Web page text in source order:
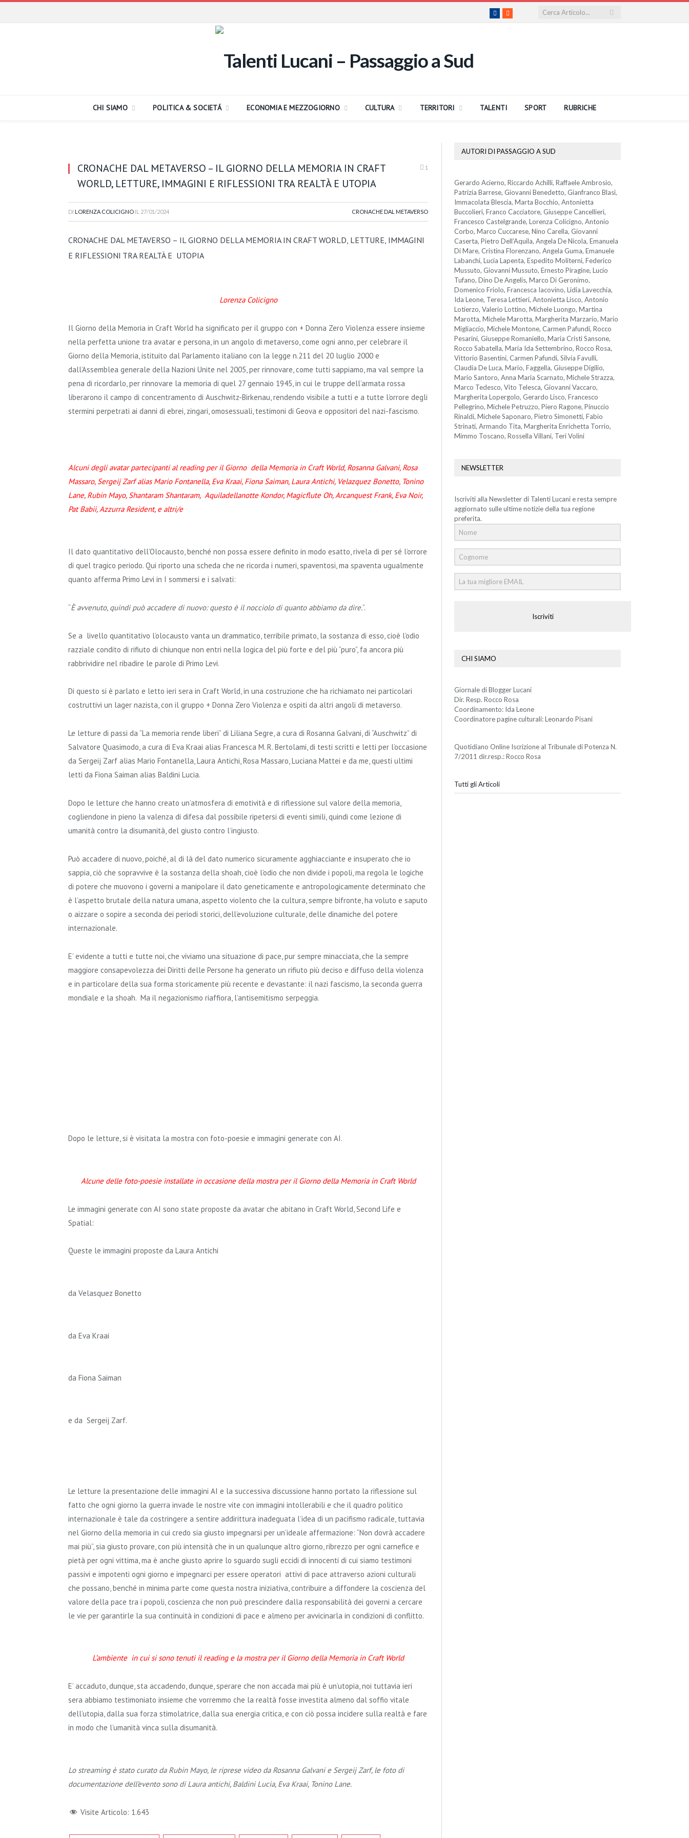
Facebook
RSS
CHI SIAMO POLITICA & SOCIETÁ ECONOMIA E MEZZOGIORNO CULTURA TERRITORI TALENTI SPORT RUBRICHE
CRONACHE DAL METAVERSO – IL GIORNO DELLA MEMORIA IN CRAFT
WORLD, LETTURE, IMMAGINI E RIFLESSIONI TRA REALTÀ E UTOPIA
1
DI LORENZA COLICIGNO IL 27/01/2024 CRONACHE DAL METAVERSO
CRONACHE DAL METAVERSO – IL GIORNO DELLA MEMORIA IN CRAFT WORLD, LETTURE, IMMAGINI
E RIFLESSIONI TRA REALTÀ E UTOPIA
Lorenza Colicigno
Il Giorno della Memoria in Craft World ha significato per il gruppo con + Donna Zero Violenza essere insieme
nella perfetta unione tra avatar e persona, in un angolo di metaverso, come ogni anno, per celebrare il
Giorno della Memoria, istituito dal Parlamento italiano con la legge n.211 del 20 luglio 2000 e
dall’Assemblea generale della Nazioni Unite nel 2005, per rinnovare, come tutti sappiamo, ma val sempre la
pena di ricordarlo, per rinnovare la memoria di quel 27 gennaio 1945, in cui le truppe dell’armata rossa
liberarono il campo di concentramento di Auschwitz-Birkenau, rendendo visibile a tutti e a tutte l’orrore degli
stermini perpetrati ai danni di ebrei, zingari, omosessuali, testimoni di Geova e oppositori del nazi-fascismo.
Alcuni degli avatar partecipanti al reading per il Giorno della Memoria in Craft World, Rosanna Galvani, Rosa
Massaro, Sergeij Zarf alias Mario Fontanella, Eva Kraai, Fiona Saiman, Laura Antichi, Velazquez Bonetto, Tonino
Lane, Rubin Mayo, Shantaram Shantaram, Aquiladellanotte Kondor, Magicflute Oh, Arcanquest Frank, Eva Noir,
Pat Babii, Azzurra Resident, e altri/e
Il dato quantitativo dell’Olocausto, benché non possa essere definito in modo esatto, rivela di per sé l’orrore
di quel tragico periodo. Qui riporto una scheda che ne ricorda i numeri, spaventosi, ma spaventa ugualmente
quanto afferma Primo Levi in I sommersi e i salvati:
“È avvenuto, quindi può accadere di nuovo: questo è il nocciolo di quanto abbiamo da dire.”.
Se a livello quantitativo l’olocausto vanta un drammatico, terribile primato, la sostanza di esso, cioè l’odio
razziale condito di rifiuto di chiunque non entri nella logica del più forte e del più “puro”, fa ancora più
rabbrividire nel ribadire le parole di Primo Levi.
Di questo si è parlato e letto ieri sera in Craft World, in una costruzione che ha richiamato nei particolari
costruttivi un lager nazista, con il gruppo + Donna Zero Violenza e ospiti da altri angoli di metaverso.
Le letture di passi da “La memoria rende liberi” di Liliana Segre, a cura di Rosanna Galvani, di “Auschwitz” di
Salvatore Quasimodo, a cura di Eva Kraai alias Francesca M. R. Bertolami, di testi scritti e letti per l’occasione
da Sergeij Zarf alias Mario Fontanella, Laura Antichi, Rosa Massaro, Luciana Mattei e da me, questi ultimi
letti da Fiona Saiman alias Baldini Lucia.
Dopo le letture che hanno creato un’atmosfera di emotività e di riflessione sul valore della memoria,
cogliendone in pieno la valenza di difesa dal possibile ripetersi di eventi simili, quindi come lezione di
umanità contro la disumanità, del giusto contro l’ingiusto.
Può accadere di nuovo, poiché, al di là del dato numerico sicuramente agghiacciante e insuperato che io
sappia, ciò che sopravvive è la sostanza della shoah, cioè l’odio che non divide i popoli, ma regola le logiche
di potere che muovono i governi a manipolare il dato geneticamente e antropologicamente determinato che
è l’aspetto brutale della natura umana, aspetto violento che la cultura, sempre bifronte, ha voluto e saputo
o aizzare o sopire a seconda dei periodi storici, dell’evoluzione culturale, delle dinamiche del potere
internazionale.
E’ evidente a tutti e tutte noi, che viviamo una situazione di pace, pur sempre minacciata, che la sempre
maggiore consapevolezza dei Diritti delle Persone ha generato un rifiuto più deciso e diffuso della violenza
e in particolare della sua forma storicamente più recente e devastante: il nazi fascismo, la seconda guerra
mondiale e la shoah. Ma il negazionismo riaffiora, l’antisemitismo serpeggia.
Dopo le letture, si è visitata la mostra con foto-poesie e immagini generate con AI.
Alcune delle foto-poesie installate in occasione della mostra per il Giorno della Memoria in Craft World
Le immagini generate con AI sono state proposte da avatar che abitano in Craft World, Second Life e
Spatial:
Queste le immagini proposte da Laura Antichi
da Velasquez Bonetto
da Eva Kraai
da Fiona Saiman
e da Sergeij Zarf.
Le letture la presentazione delle immagini AI e la successiva discussione hanno portato la riflessione sul
fatto che ogni giorno la guerra invade le nostre vite con immagini intollerabili e che il quadro politico
internazionale è tale da costringere a sentire addirittura inadeguata l’idea di un pacifismo radicale, tuttavia
nel Giorno della memoria in cui credo sia giusto impegnarsi per un’ideale affermazione: “Non dovrà accadere
mai più”, sia giusto provare, con più intensità che in un qualunque altro giorno, ribrezzo per ogni carnefice e
pietà per ogni vittima, ma è anche giusto aprire lo sguardo sugli eccidi di innocenti di cui siamo testimoni
passivi e impotenti ogni giorno e impegnarci per essere operatori attivi di pace attraverso azioni culturali
che possano, benché in minima parte come questa nostra iniziativa, contribuire a diffondere la coscienza del
valore della pace tra i popoli, coscienza che non può prescindere dalla responsabilità dei governi a cercare
le vie per garantirle la sua continuità in condizioni di pace e almeno per avvicinarla in condizioni di conflitto.
L’ambiente in cui si sono tenuti il reading e la mostra per il Giorno della Memoria in Craft World
E’ accaduto, dunque, sta accadendo, dunque, sperare che non accada mai più è un’utopia, noi tuttavia ieri
sera abbiamo testimoniato insieme che vorremmo che la realtà fosse investita almeno dal soffio vitale
dell’utopia, dalla sua forza stimolatrice, dalla sua energia critica, e con ciò possa incidere sulla realtà e fare
in modo che l’umanità vinca sulla disumanità.
Lo streaming è stato curato da Rubin Mayo, le riprese video da Rosanna Galvani e Sergeij Zarf, le foto di
documentazione dell’evento sono di Laura antichi, Baldini Lucia, Eva Kraai, Tonino Lane.
Visite Articolo: 1.643
AUTORI DI PASSAGGIO A SUD
Gerardo Acierno, Riccardo Achilli, Raffaele Ambrosio,
Patrizia Barrese, Giovanni Benedetto, Gianfranco Blasi,
Immacolata Blescia, Marta Bocchio, Antonietta
Buccolieri, Franco Cacciatore, Giuseppe Cancellieri,
Francesco Castelgrande, Lorenza Colicigno, Antonio
Corbo, Marco Cuccarese, Nino Carella, Giovanni
Caserta, Pietro Dell’Aquila, Angela De Nicola, Emanuela
Di Mare, Cristina Florenzano, Angela Guma, Emanuele
Labanchi, Lucia Lapenta, Espedito Moliterni, Federico
Mussuto, Giovanni Mussuto, Ernesto Piragine, Lucio
Tufano, Dino De Angelis, Marco Di Geronimo,
Domenico Friolo, Francesca Iacovino, Lidia Lavecchia,
Ida Leone, Teresa Lettieri, Antonietta Lisco, Antonio
Lotierzo, Valerio Lottino, Michele Luongo, Martina
Marotta, Michele Marotta, Margherita Marzario, Mario
Migliaccio, Michele Montone, Carmen Pafundi, Rocco
Pesarini, Giuseppe Romaniello, Maria Cristi Sansone,
Rocco Sabatella, Maria Ida Settembrino, Rocco Rosa,
Vittorio Basentini, Carmen Pafundi, Silvia Favulli,
Claudia De Luca, Mario, Faggella, Giuseppe Digilio,
Mario Santoro, Anna Maria Scarnato, Michele Strazza,
Marco Tedesco, Vito Telesca, Giovanni Vaccaro,
Margherita Lopergolo, Gerardo Lisco, Francesco
Pellegrino, Michele Petruzzo, Piero Ragone, Pinuccio
Rinaldi, Michele Saponaro, Pietro Simonetti, Fabio
Strinati, Armando Tita, Margherita Enrichetta Torrio,
Mimmo Toscano, Rossella Villani, Teri Volini
NEWSLETTER
Iscriviti alla Newsletter di Talenti Lucani e resta sempre
aggiornato sulle ultime notizie della tua regione
preferita.
Iscriviti
CHI SIAMO
Giornale di Blogger Lucani
Dir. Resp. Rocco Rosa
Coordinamento: Ida Leone
Coordinatore pagine culturali: Leonardo Pisani
Quotidiano Online Iscrizione al Tribunale di Potenza N.
7/2011 dir.resp.: Rocco Rosa
Tutti gli Articoli